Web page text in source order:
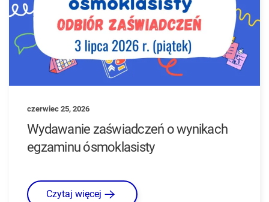
czerwiec 25, 2026
Wydawanie zaświadczeń o wynikach
egzaminu ósmoklasisty
Czytaj więcej